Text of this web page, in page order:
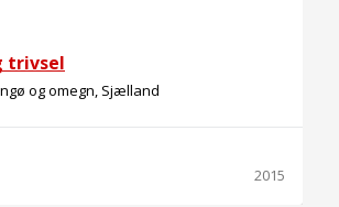
trivsel
og omegn, Sjælland
2015